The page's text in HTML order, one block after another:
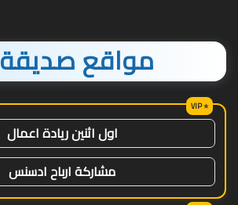
مواقع صديقة
اول اثنين ريادة اعمال
مشاركة ارباح ادسنس